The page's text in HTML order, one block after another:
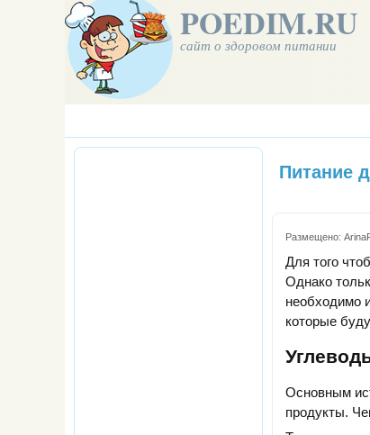
POEDIM.RU
сайт о здоровом питании
Питание
Размещено:
Для того
Однако
необходимо
которые
Основным
продукты.